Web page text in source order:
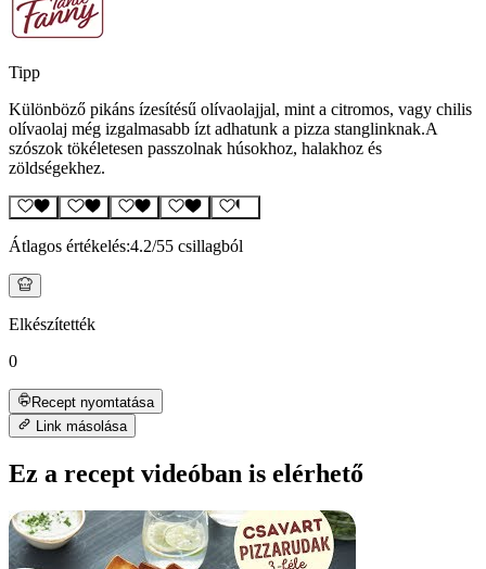
Tipp
Különböző pikáns ízesítésű olívaolajjal, mint a citromos, vagy chilis
olívaolaj még izgalmasabb ízt adhatunk a pizza stanglinknak.A
szószok tökéletesen passzolnak húsokhoz, halakhoz és
zöldségekhez.
Átlagos értékelés:4.2/55 csillagból
Elkészítették
0
Recept nyomtatása
Link másolása
Ez a recept videóban is elérhető